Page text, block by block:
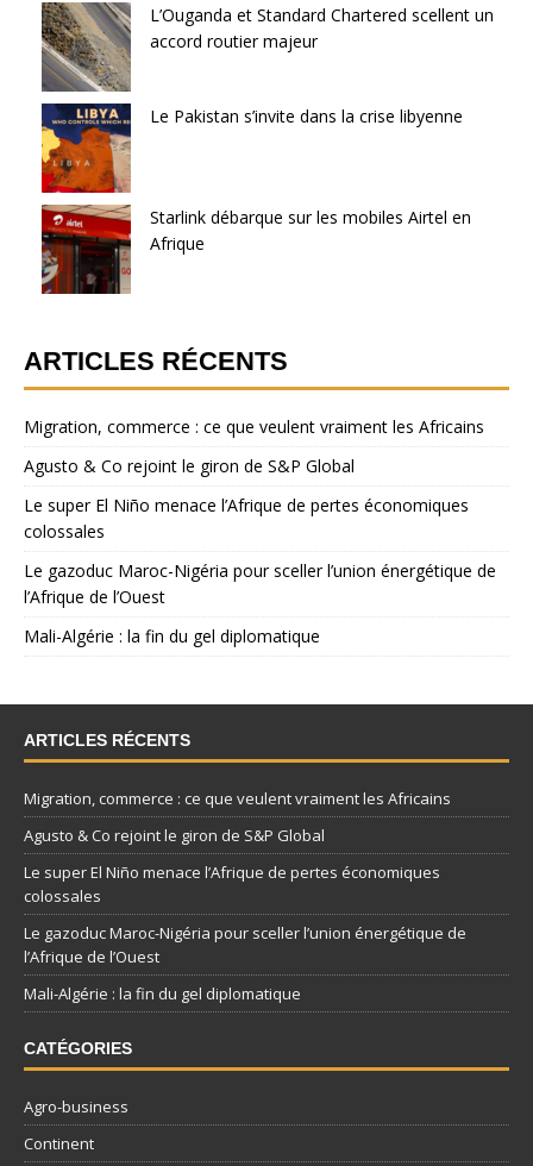
L’Ouganda et Standard Chartered scellent un
accord routier majeur
Le Pakistan s’invite dans la crise libyenne
Starlink débarque sur les mobiles Airtel en
Afrique
ARTICLES RÉCENTS
Migration, commerce : ce que veulent vraiment les Africains
Agusto & Co rejoint le giron de S&P Global
Le super El Niño menace l’Afrique de pertes économiques
colossales
Le gazoduc Maroc-Nigéria pour sceller l’union énergétique de
l’Afrique de l’Ouest
Mali-Algérie : la fin du gel diplomatique
ARTICLES RÉCENTS
Migration, commerce : ce que veulent vraiment les Africains
Agusto & Co rejoint le giron de S&P Global
Le super El Niño menace l’Afrique de pertes économiques
colossales
Le gazoduc Maroc-Nigéria pour sceller l’union énergétique de
l’Afrique de l’Ouest
Mali-Algérie : la fin du gel diplomatique
CATÉGORIES
Agro-business
Continent